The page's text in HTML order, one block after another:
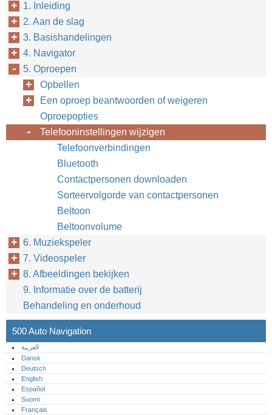
1. Inleiding
2. Aan de slag
3. Basishandelingen
4. Navigator
5. Oproepen
Opbellen
Een oproep beantwoorden of weigeren
Oproepopties
Telefooninstellingen wijzigen
Telefoonverbindingen
Bluetooth
Contactpersonen downloaden
Sorteervolgorde van contactpersonen
Beltoon
Beltoonvolume
6. Muziekspeler
7. Videospeler
8. Afbeeldingen bekijken
9. Informatie over de batterij
Behandeling en onderhoud
500 Auto Navigation
العربية
Dansk
Deutsch
English
Español
Suomi
Français